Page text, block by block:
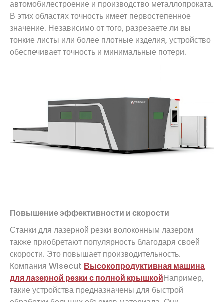
автомобилестроение и производство металлопроката.
В этих областях точность имеет первостепенное
значение. Независимо от того, разрезаете ли вы
тонкие листы или более плотные изделия, устройство
обеспечивает точность и минимальные потери.
Повышение эффективности и скорости
Станки для лазерной резки волоконным лазером
также приобретают популярность благодаря своей
скорости. Это повышает производительность.
Компания Wisecut Высокопродуктивная машина
для лазерной резки с полной крышкойНапример,
такие устройства предназначены для быстрой